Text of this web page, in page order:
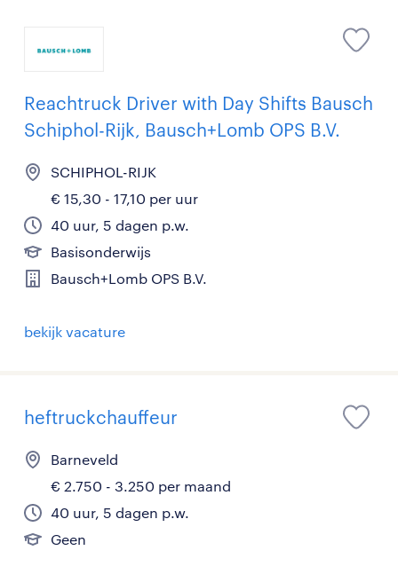
Reachtruck Driver with Day Shifts Bausch
Schiphol-Rijk, Bausch+Lomb OPS B.V.
SCHIPHOL-RIJK
€ 15,30 - 17,10 per uur
40 uur, 5 dagen p.w.
Basisonderwijs
Bausch+Lomb OPS B.V.
bekijk vacature
heftruckchauffeur
Barneveld
€ 2.750 - 3.250 per maand
40 uur, 5 dagen p.w.
Geen